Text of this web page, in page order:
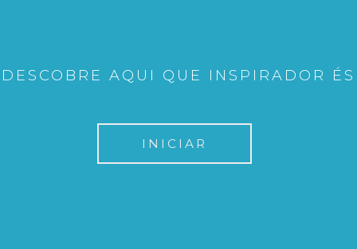
DESCOBRE AQUI QUE INSPIRADOR ÉS
INICIAR